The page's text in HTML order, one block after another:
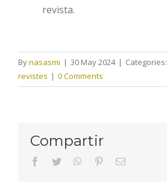
revista.
Bynasasmi | 30 May 2024 | Categories:
revistes | 0 Comments
Compartir
facebooktwitter whatsapppinterestEmail